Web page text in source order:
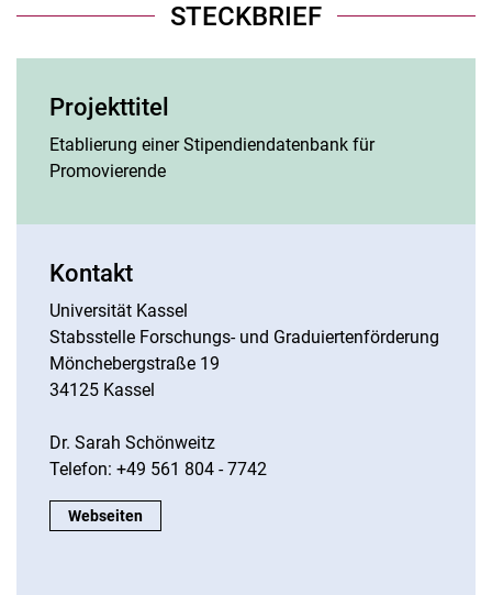
STECKBRIEF
Projekttitel
Etablierung einer Stipendiendatenbank für
Promovierende
Kontakt
Universität Kassel
Stabsstelle For­schungs- und Gra­du­ier­ten­för­de­rung
Mönchebergstraße 19
34125 Kassel
Dr. Sarah Schönweitz
Telefon: +49 561 804 - 7742
Kontakt:
Webseiten